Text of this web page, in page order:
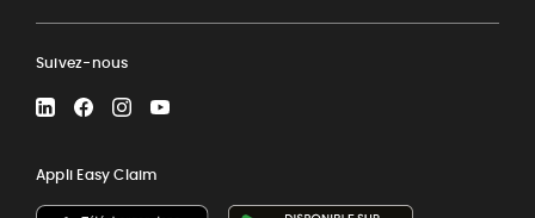
Suivez-nous
LinkedInFacebookInstagramYouTube
Appli Easy Claim